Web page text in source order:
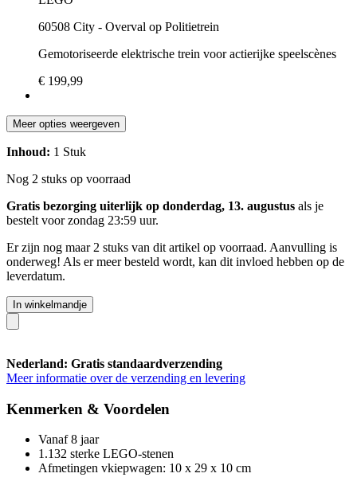
60508 City - Overval op Politietrein
Gemotoriseerde elektrische trein voor actierijke speelscènes
€ 199,99
Meer opties weergeven
Inhoud: 1 Stuk
Nog 2 stuks op voorraad
Gratis bezorging uiterlijk op donderdag, 13. augustus als je
bestelt voorzondag 23:59 uur.
Er zijn nog maar 2 stuks van dit artikel op voorraad. Aanvulling is
onderweg! Als er meer besteld wordt, kan dit invloed hebben op de
leverdatum.
In winkelmandje
Nederland: Gratis standaardverzending
Meer informatie over de verzending en levering
Kenmerken & Voordelen
Vanaf 8 jaar
1.132 sterke LEGO-stenen
Afmetingen vkiepwagen: 10 x 29 x 10 cm